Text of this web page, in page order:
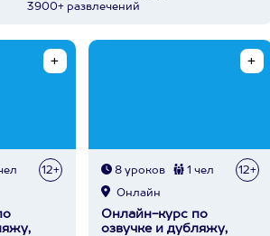
3900+ развлечений
12+ 8 уроков 1 чел 12+
Онлайн
Онлайн-курс по
озвучке и дубляжу,